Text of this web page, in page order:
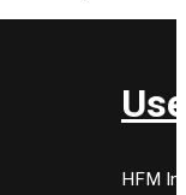
HFM